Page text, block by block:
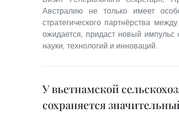
Австралию не только имеет
стратегического партнёрства
ожидается, придаст новый импульс
науки, технологий и инноваций.
У вьетнамской
сохраняется